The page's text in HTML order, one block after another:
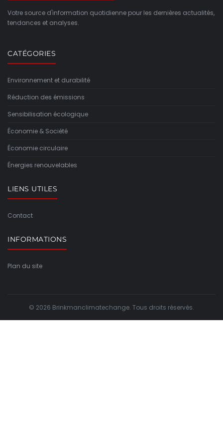
Votre source d'information quotidienne pour les dernières actualités,
tendances et analyses.
CATÉGORIES
Environnement et durabilité
Réduction des émissions
Sensibilisation écologique
Économie & Société
Économie circulaire
Énergies renouvelables
LIENS UTILES
Contact
INFORMATIONS
Plan du site
© 2026 Brinkmanclimatechange. Tous droits réservés.